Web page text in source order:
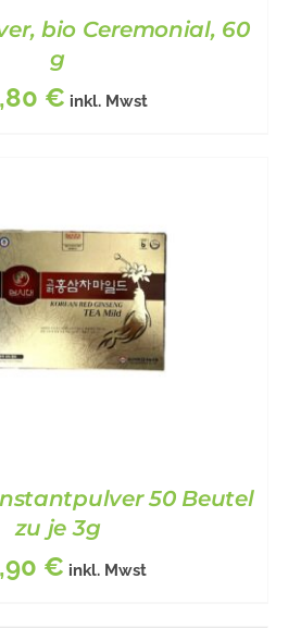
/ DETAILS
bio Ceremonial, 60
g
€ inkl. Mwst
50 Beutel
zu je 3g
€ inkl. Mwst